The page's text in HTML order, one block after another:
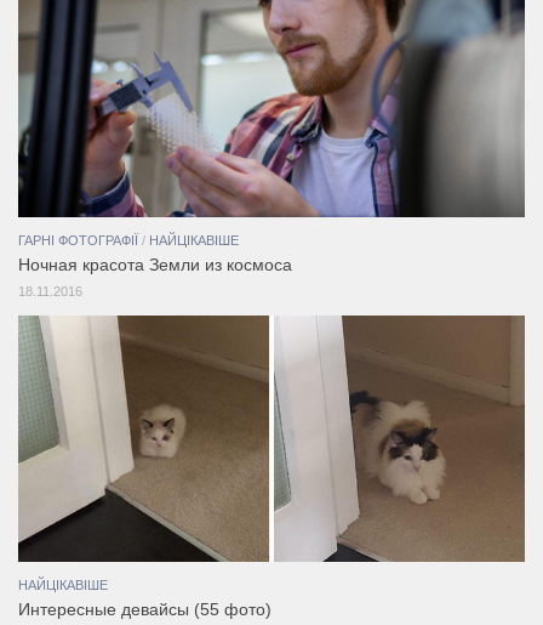
ГАРНІ ФОТОГРАФІЇ / НАЙЦІКАВІШЕ
Ночная красота Земли из космоса
18.11.2016
НАЙЦІКАВІШЕ
Интересные девайсы (55 фото)